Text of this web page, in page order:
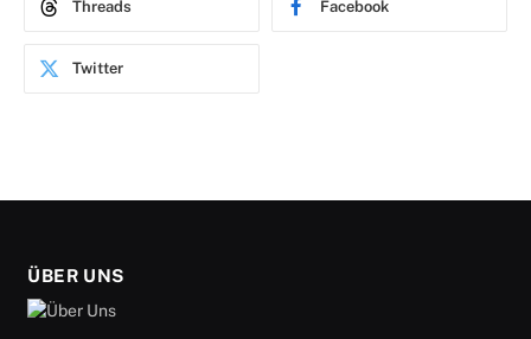
Threads Facebook
Twitter
ÜBER UNS